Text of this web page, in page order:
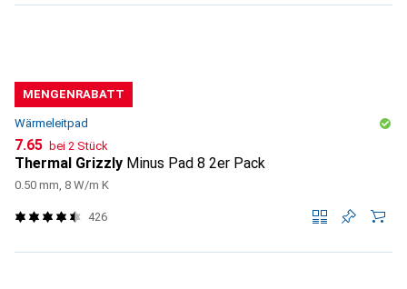
MENGENRABATT
Wärmeleitpad
CHF
7.65 bei 2 Stück
Thermal Grizzly Minus Pad 8 2er Pack
0.50 mm, 8 W/m K
426